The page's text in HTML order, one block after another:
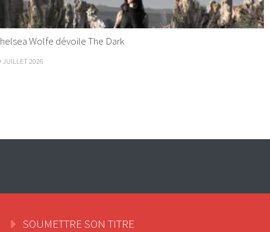
Wolfe dévoile The Dark
JUILLET 2026
SOUMETTRE SON TITRE